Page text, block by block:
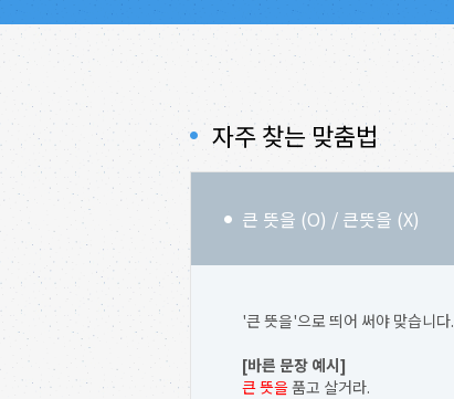
자주 찾는 맞춤법
큰 뜻을 (O) / 큰뜻을 (X)
'큰 뜻을'으로 띄어 써야 맞습니다.
[바른 문장 예시]
큰 뜻을품고 살거라.